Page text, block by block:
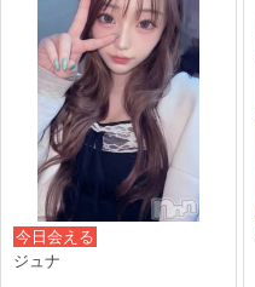
今日会える
ジュナ